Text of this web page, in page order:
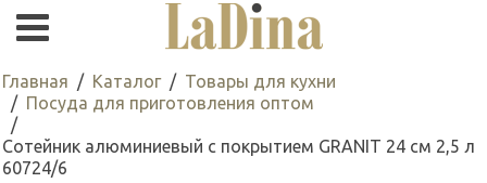
Главная Каталог
Товары для кухни
Посуда для приготовления оптом
Сотейник алюминиевый с покрытием GRANIT 24 см 2,5 л
60724/6